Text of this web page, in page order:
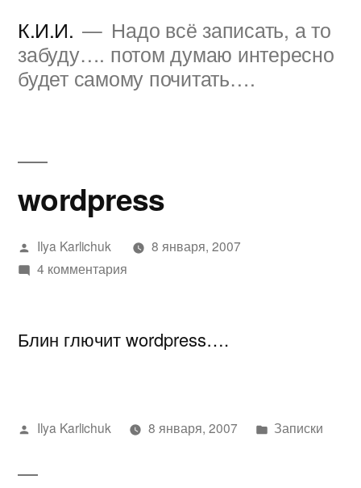
содержимому
К.И.И.
Надо всё записать, а то
забуду…. потом думаю интересно
будет самому почитать….
wordpress
Написано
автором
Ilya Karlichuk
8 января, 2007
4 комментарияк
Блин глючит wordpress….
Написано
Ilya Karlichuk 8 января, 2007
Написано
Записки